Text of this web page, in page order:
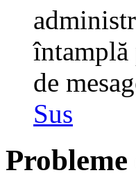
întamplă
de
Sus